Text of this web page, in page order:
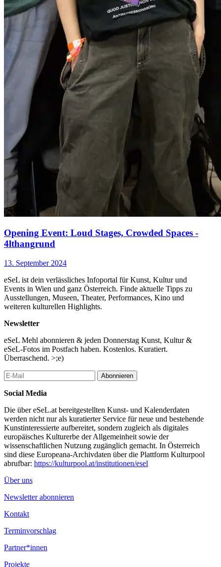
Opening Event: Loud Stages, Crowded Spaces -
4lthangrund
13. September 2024
eSeL ist dein verlässliches Infoportal für Kunst, Kultur und
Events in Wien und ganz Österreich. Finde aktuelle Tipps zu
Ausstellungen, Museen, Theater, Performances, Kino und
weiteren kulturellen Highlights.
Newsletter
eSeL Mehl abonnieren & jeden Donnerstag Kunst, Kultur &
eSeL-Fotos im Postfach haben. Kostenlos. Kuratiert.
Überraschend. >;e)
Abonnieren
Social Media
Die über eSeL.at bereitgestellten Kunst- und Kalenderdaten
werden nicht nur als kuratierter Service für neue und bestehende
Kunstinteressierte aufbereitet, sondern zugleich als digitales
europäisches Kulturerbe der Allgemeinheit sowie der
wissenschaftlichen Nutzung zugänglich gemacht. In Österreich
sind diese Europeana-Archivdaten über die Plattform Kulturpool
abrufbar: https://kulturpool.at/institutionen/esel
Über uns
Newsletter abonnieren
Kontakt
Terminvorschlag
Partner*innen
Projekte